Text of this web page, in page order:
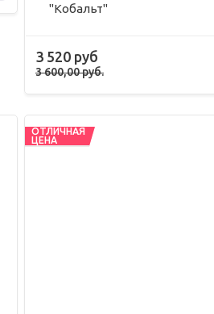
"Кобальт"
3 520 руб
3 600,00 руб.
ОТЛИЧНАЯ
ЦЕНА